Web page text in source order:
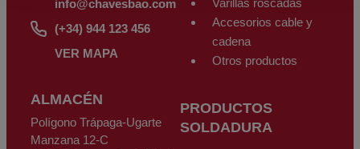
info@chavesbao.com
(+34) 944 123 456
VER MAPA
ALMACÉN
Polígono Trápaga-Ugarte
Manzana 12-C
Accesorios cable y
cadena
Otros productos
PRODUCTOS
SOLDADURA